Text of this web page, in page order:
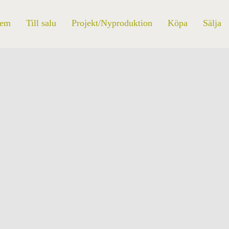
Till salu Projekt/Nyproduktion Köpa Sälja